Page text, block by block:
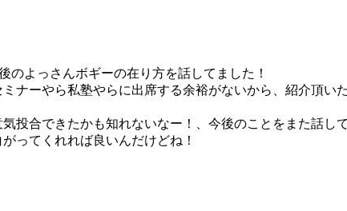
よっさんボギーの在り方を話してました！
ナーやら私塾やらに出席する余裕がないから、紹介頂い
投合できたかも知れないなー！、今後のことをまた話し
ってくれれば良いんだけどね！